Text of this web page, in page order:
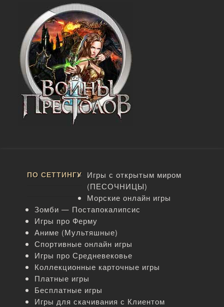
ПО СЕТТИНГУ Игры с открытым миром
(ПЕСОЧНИЦЫ)
Морские онлайн игры
Зомби — Постапокалипсис
Игры про Ферму
Аниме (Мультяшные)
Спортивные онлайн игры
Игры про Средневековье
Коллекционные карточные игры
Платные игры
Бесплатные игры
Игры для скачивания с Клиентом